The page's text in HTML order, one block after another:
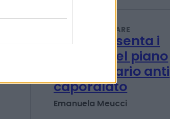
come funziona
Emanuela Meucci
LAVORO E WELFARE
L'Inps presenta i
risultati del piano